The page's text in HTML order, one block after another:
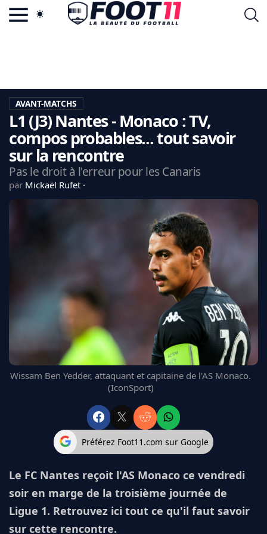
LA CHARTE
VIE PRIVÉE
CGU
CONTACTEZ-NOUS
MANCHESTER UNITED
L'AVIS DE LA RÉDAC'
AVANT-MATCHS
L1 (J3) Nantes - Monaco : TV,
compos probables... tout savoir
sur la rencontre
Pas le droit à l'erreur pour les Canaris
par Mickaël Rufet
Wissam Ben Yedder, attaquant et capitaine de l'AS Monaco.
(IconSport)
Préférez Foot11.com sur Google
Le FC Nantes reçoit l'AS Monaco ce vendredi
soir en marge de la troisième journée de
Ligue 1. Retrouvez ici tout ce qu'il faut savoir
sur cette rencontre.